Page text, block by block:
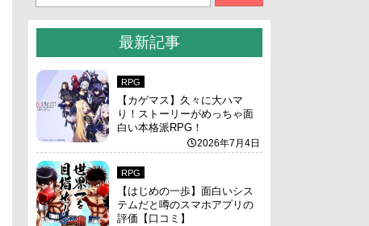
最新記事
RPG
【カゲマス】久々に大ハマ
り！ストーリーがめっちゃ面
白い本格派RPG！
2026年7月4日
RPG
【はじめの一歩】面白いシス
テムだと噂のスマホアプリの
評価【口コミ】